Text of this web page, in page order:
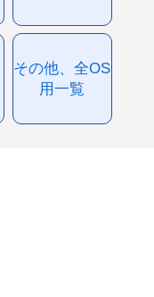
その他、全OS
用一覧